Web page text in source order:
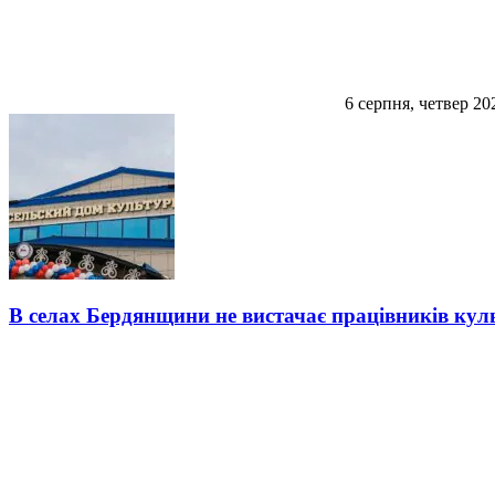
6 серпня, четвер
В селах Бердянщини не вистачає працівників